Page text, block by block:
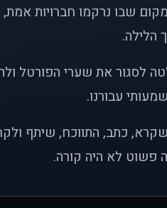
שבו נרקמו חברויות אמת,
הלילה.
לסגור את שערי הפורטל
עבורנו.
כתב, התווכח, שיתף
פשוט לא היה קורה.